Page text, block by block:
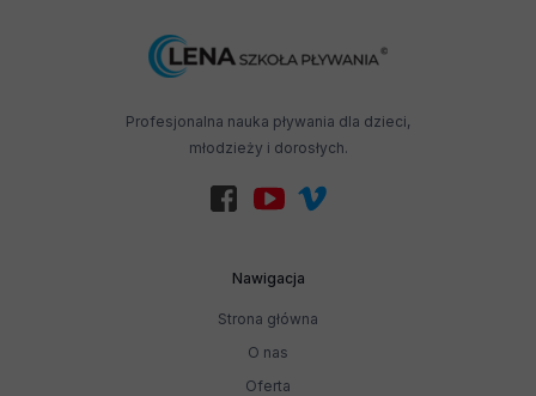
Strona główna
O nas
Oferta
Profesjonalna nauka pływania dla dzieci,
młodzieży i dorosłych.
Nawigacja